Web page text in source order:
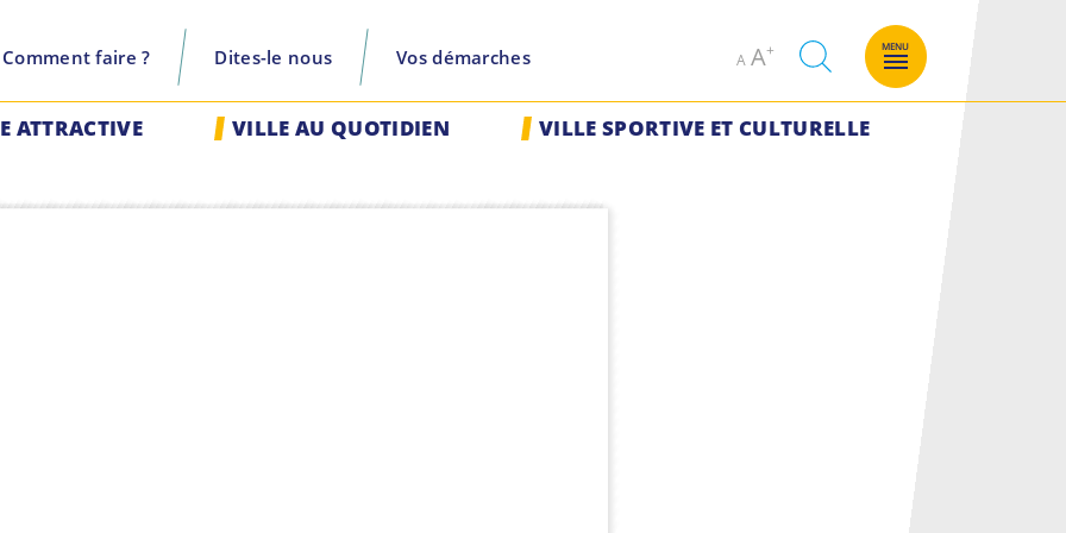
Comment faire ? Dites-le nous Vos démarches A
Decrease
font
AIncrease
size.
recherche
MENU
ATTRACTIVE VILLE AU QUOTIDIEN VILLE SPORTIVE ET CULTURELLE